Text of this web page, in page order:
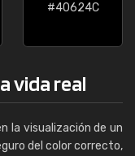
#40624C
vida real
la visualización de un
del color correcto,